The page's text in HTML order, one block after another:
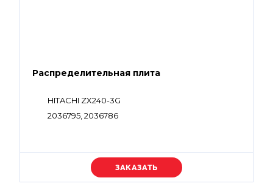
Распределительная плита
HITACHI ZX240-3G
2036795, 2036786
Уточняйте цену